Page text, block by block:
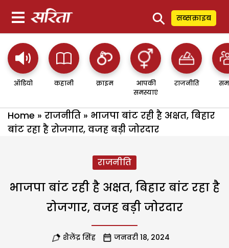
⚲ सब्सक्राइब
ऑडियो कहानी क्राइम
आपकी
समस्याएं
राजनीति
Home » राजनीति » भाजपा बांट रही है अक्षत, बिहार
बांट रहा है रोजगार, वजह बड़ी जोरदार
राजनीति
भाजपा बांट रही है अक्षत, बिहार बांट रहा है
रोजगार, वजह बड़ी जोरदार
शैलेंद्र सिंह जनवरी 18, 2024